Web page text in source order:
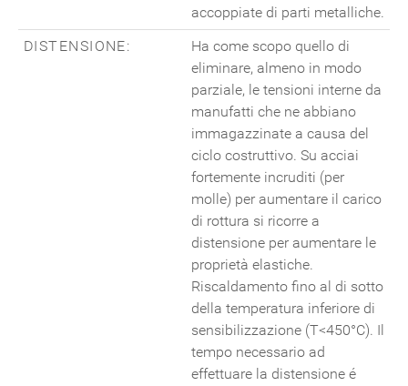
accoppiate di parti metalliche.
DISTENSIONE:
Ha come scopo quello di
eliminare, almeno in modo
parziale, le tensioni interne da
manufatti che ne abbiano
immagazzinate a causa del
ciclo costruttivo. Su acciai
fortemente incruditi (per
molle) per aumentare il carico
di rottura si ricorre a
distensione per aumentare le
proprietà elastiche.
Riscaldamento fino al di sotto
della temperatura inferiore di
sensibilizzazione (T<450°C). Il
tempo necessario ad
effettuare la distensione é